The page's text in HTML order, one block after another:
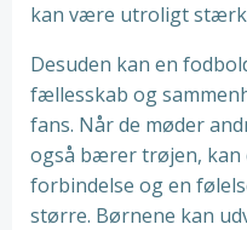
kan være utroligt
Desuden kan en
fællesskab og
fans. Når de møder
også bærer trøjen, kan
forbindelse og en
større. Børnene kan